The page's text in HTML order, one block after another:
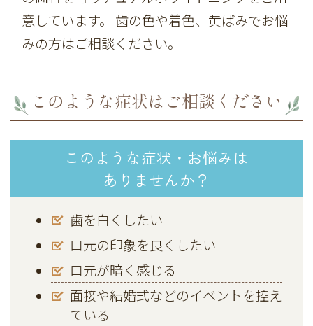
意しています。 歯の色や着色、黄ばみでお悩
みの方はご相談ください。
このような症状はご相談ください
このような症状・お悩みは
ありませんか？
歯を白くしたい
口元の印象を良くしたい
口元が暗く感じる
面接や結婚式などのイベントを控え
ている